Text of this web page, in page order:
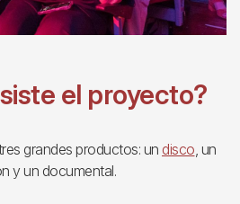
el proyecto?
grandes productos: un disco , un
y un documental.